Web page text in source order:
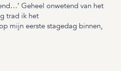
Geheel onwetend van het
trad ik het
mijn eerste stagedag binnen,